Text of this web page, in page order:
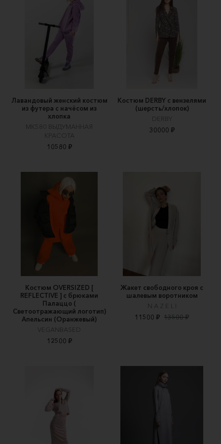
Лавандовый женский костюм
из футера с начёсом из
хлопка
MK580 ВЫДУМАННАЯ
КРАСОТА
10580 ₽
Костюм DERBY с вензелями
(шерсть/хлопок)
DERBY
30000 ₽
Костюм OVERSIZED [
REFLECTIVE ] с брюками
Палаццо (
Светоотражающий логотип)
Апельсин (Оранжевый)
VEGANBASED
12500 ₽
Жакет свободного кроя с
шалевым воротником
N A Z E L I
11500 ₽ 13500 ₽